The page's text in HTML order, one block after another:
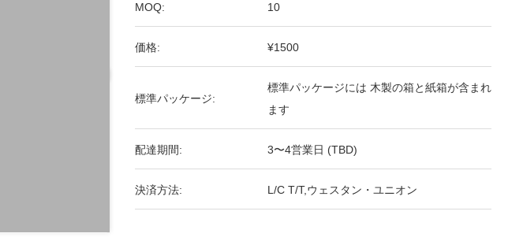
MOQ: 10
価格: ¥1500
標準パッケージ:
標準パッケージには 木製の箱と紙箱が含まれ
ます
配達期間: 3〜4営業日 (TBD)
決済方法: L/C T/T,ウェスタン・ユニオン